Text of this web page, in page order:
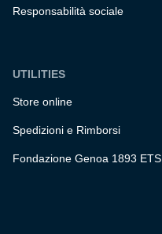
Responsabilità sociale
UTILITIES
Store online
Spedizioni e Rimborsi
Fondazione Genoa 1893 ETS